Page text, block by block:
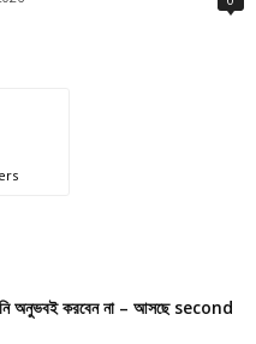
অনুভবই করবেন না – আসছে second